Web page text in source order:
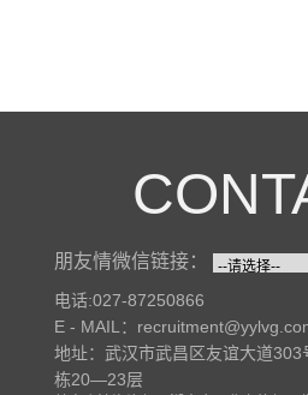
朋友情微信链接：
电话:027-87250866
E - MAIL：
地址：武汉市武昌区友谊大道303
栋20—23层